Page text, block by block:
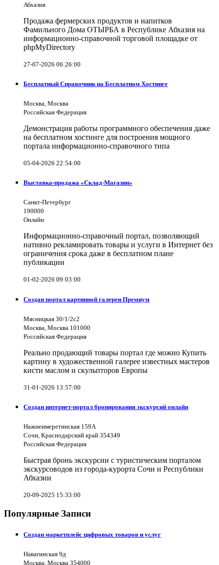
Абхазия
Продажа фермерских продуктов и напитков
Фамильного Дома ОТЫРБА в Республике Абхазия на
информационно-справочной торговой площадке от
phpMyDirectory
27-07-2026 06:26:00
Бесплатный Справочник на Бесплатном Хостинге
Москва, Москва
Российская Федерация
Демонстрация работы программного обеспечения даже
на бесплатном хостинге для построения мощного
портала информационно-справочного типа
05-04-2026 22:54:00
Выставка-продажа «Склад-Магазин»
Санкт-Петербург
190000
Онлайн
Информационно-справочный портал, позволяющий
нативно рекламировать товары и услуги в Интернет без
ограничения срока даже в бесплатном плане
публикации
01-02-2026 09:03:00
Создан портал картинной галереи Премиум
Мясницкая 30/1/2с2
Москва, Москва 101000
Российская Федерация
Реально продающий товары портал где можно Купить
картину в художественной галерее известных мастеров
кисти маслом и скульпторов Европы
31-01-2026 13:57:00
Создан интернет-портал бронирования экскурсий онлайн
Нажнеимеретинская 159А
Сочи, Краснодарский край 354349
Российская Федерация
Быстрая бронь экскурсии с туристическим порталом
экскурсоводов из города-курорта Сочи и Республики
Абхазии
20-09-2025 15:33:00
Популярные Записи
Создан маркетплейс цифровых товаров и услуг
Навагинская 9д
Москва, Москва 354000